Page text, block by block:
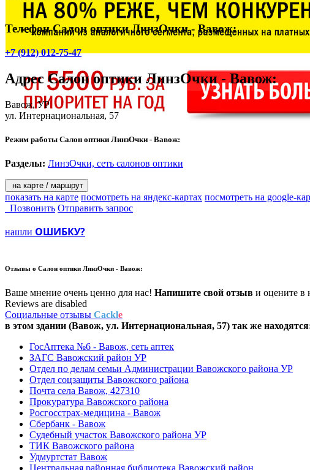
Телефон Салон оптики ЛинзОчки - Вавож:
+7 (912) 012-75-47
Адрес Салон оптики ЛинзОчки - Вавож:
Вавож, УР
ул. Интернациональная, 57
Режим работы Салон оптики ЛинзОчки - Вавож:
Разделы: ЛинзОчки, сеть салонов оптики
на карте / маршрут
показать на карте посмотреть на яндекс-картах посмотреть на google-
Позвонить Отправить запрос
нашли ОШИБКУ?
Отзывы о Салон оптики ЛинзОчки - Вавож:
Ваше мнение очень ценно для нас! Напишите свой отзыв и оцените в
Reviews are disabled
Социальные отзывы Cackle
в этом здании (Вавож, ул. Интернациональная, 57) так же
ГосАптека №6 - Вавож, сеть аптек
ЗАГС Вавожский район УР
Отдел по делам семьи Администрации Вавожского района УР
Отдел соцзащиты Вавожского района
Почта села Вавож, 427310
Прокуратура Вавожского района
Росгосстрах-медицина - Вавож
Сбербанк - Вавож
Судебный участок Вавожского района УР
ТИК Вавожского района
Удмуртстат Вавож
Центральная районная библиотека Вавожский район